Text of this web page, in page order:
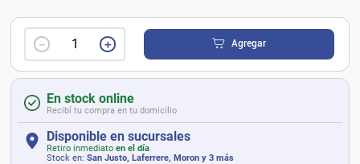
＋
－ Agregar
En stock online
Recibí tu compra en tu domicilio
Disponible en sucursales
Retiro inmediato en el día
Stock en: San Justo, Laferrere, Moron y 3 más